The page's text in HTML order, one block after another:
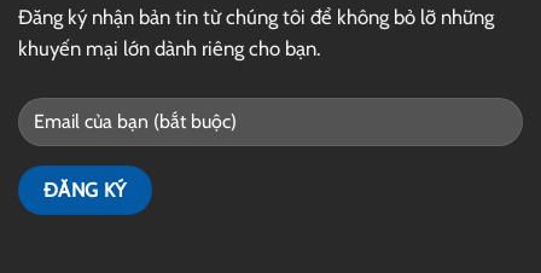
Đăng ký nhận bản tin từ chúng tôi để không bỏ lỡ những
khuyến mại lớn dành riêng cho bạn.